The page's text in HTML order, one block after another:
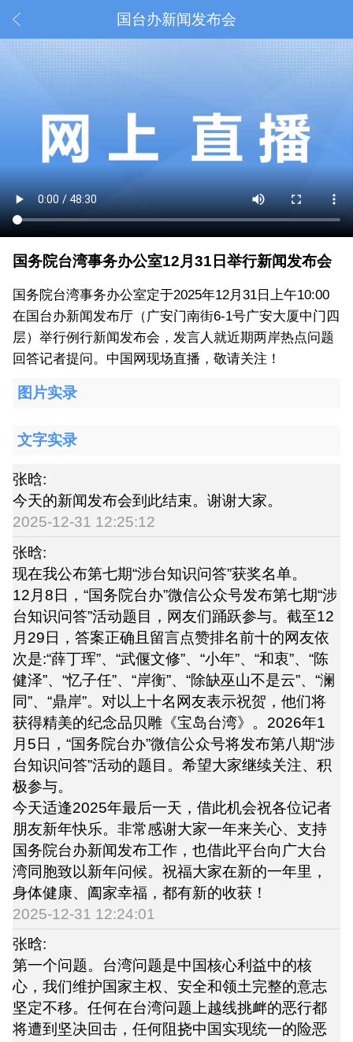
国台办新闻发布会
国务院台湾事务办公室12月31日举行新闻发布会
国务院台湾事务办公室定于2025年12月31日上午10:00
在国台办新闻发布厅（广安门南街6-1号广安大厦中门四
层）举行例行新闻发布会，发言人就近期两岸热点问题
回答记者提问。中国网现场直播，敬请关注！
图片实录
文字实录
张晗:
今天的新闻发布会到此结束。谢谢大家。
2025-12-31 12:25:12
张晗:
现在我公布第七期“涉台知识问答”获奖名单。
12月8日，“国务院台办”微信公众号发布第七期“涉
台知识问答”活动题目，网友们踊跃参与。截至12
月29日，答案正确且留言点赞排名前十的网友依
次是:“薛丁珲”、“武偃文修”、“小年”、“和衷”、“陈
健泽”、“忆子任”、“岸衡”、“除缺巫山不是云”、“澜
同”、“鼎岸”。对以上十名网友表示祝贺，他们将
获得精美的纪念品贝雕《宝岛台湾》。2026年1
月5日，“国务院台办”微信公众号将发布第八期“涉
台知识问答”活动的题目。希望大家继续关注、积
极参与。
今天适逢2025年最后一天，借此机会祝各位记者
朋友新年快乐。非常感谢大家一年来关心、支持
国务院台办新闻发布工作，也借此平台向广大台
湾同胞致以新年问候。祝福大家在新的一年里，
身体健康、阖家幸福，都有新的收获！
2025-12-31 12:24:01
张晗:
第一个问题。台湾问题是中国核心利益中的核
心，我们维护国家主权、安全和领土完整的意志
坚定不移。任何在台湾问题上越线挑衅的恶行都
将遭到坚决回击，任何阻挠中国实现统一的险恶